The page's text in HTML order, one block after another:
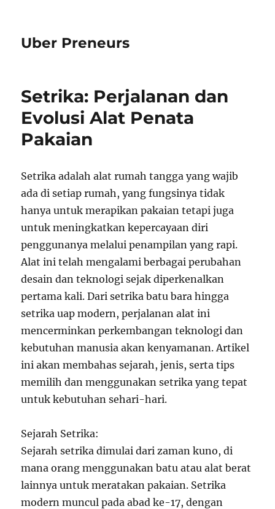
Uber Preneurs
Setrika: Perjalanan dan
Evolusi Alat Penata
Pakaian
Setrika adalah alat rumah tangga yang wajib
ada di setiap rumah, yang fungsinya tidak
hanya untuk merapikan pakaian tetapi juga
untuk meningkatkan kepercayaan diri
penggunanya melalui penampilan yang rapi.
Alat ini telah mengalami berbagai perubahan
desain dan teknologi sejak diperkenalkan
pertama kali. Dari setrika batu bara hingga
setrika uap modern, perjalanan alat ini
mencerminkan perkembangan teknologi dan
kebutuhan manusia akan kenyamanan. Artikel
ini akan membahas sejarah, jenis, serta tips
memilih dan menggunakan setrika yang tepat
untuk kebutuhan sehari-hari.
Sejarah Setrika:
Sejarah setrika dimulai dari zaman kuno, di
mana orang menggunakan batu atau alat berat
lainnya untuk meratakan pakaian. Setrika
modern muncul pada abad ke-17, dengan